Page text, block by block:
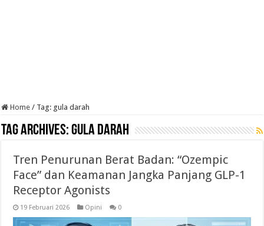
Home / Tag: gula darah
Tag Archives:gula darah
Tren Penurunan Berat Badan: “Ozempic
Face” dan Keamanan Jangka Panjang GLP-1
Receptor Agonists
19 Februari 2026 Opini 0